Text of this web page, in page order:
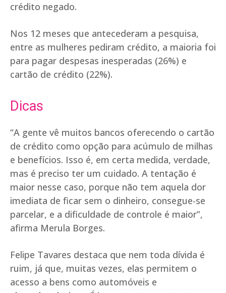
crédito negado.
Nos 12 meses que antecederam a pesquisa,
entre as mulheres pediram crédito, a maioria foi
para pagar despesas inesperadas (26%) e
cartão de crédito (22%).
Dicas
“A gente vê muitos bancos oferecendo o cartão
de crédito como opção para acúmulo de milhas
e benefícios. Isso é, em certa medida, verdade,
mas é preciso ter um cuidado. A tentação é
maior nesse caso, porque não tem aquela dor
imediata de ficar sem o dinheiro, consegue-se
parcelar, e a dificuldade de controle é maior”,
afirma Merula Borges.
Felipe Tavares destaca que nem toda dívida é
ruim, já que, muitas vezes, elas permitem o
acesso a bens como automóveis e